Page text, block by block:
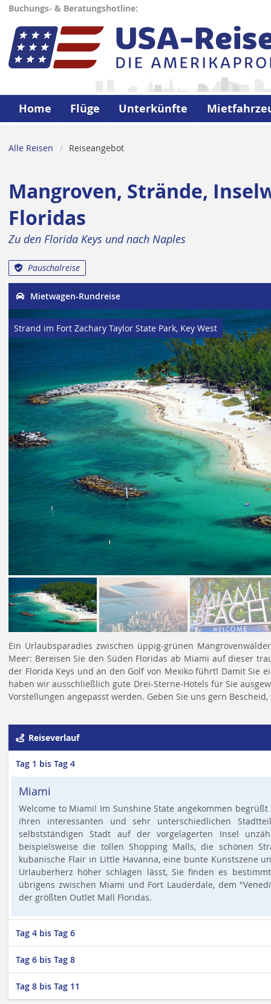
Buchungs- & Beratungshotline:
Home Flüge Unterkünfte
Alle Reisen Reiseangebot
Mangroven, Strände,
Floridas
Zu den Florida Keys und nach Naples
Pauschalreise
Mietwagen-Rundreise
Strand im Fort Zachary Taylor State Park, Key West
Ein Urlaubsparadies zwischen üppig-grünen
Meer: Bereisen Sie den Süden Floridas ab Miami auf dieser
der Florida Keys und an den Golf von Mexiko führt! Damit Sie
haben wir ausschließlich gute Drei-Sterne-Hotels für Sie
Vorstellungen angepasst werden. Geben Sie uns gern
Reiseverlauf
Tag 1 bis Tag 4
Miami
Welcome to Miami! Im Sunshine State angekommen
ihren interessanten und sehr unterschiedlichen
selbstständigen Stadt auf der vorgelagerten Insel
beispielsweise die tollen Shopping Malls, die schönen
kubanische Flair in Little Havanna, eine bunte Kunstszene
Urlauberherz höher schlagen lässt, Sie finden es
übrigens zwischen Miami und Fort Lauderdale, dem
der größten Outlet Mall Floridas.
Tag 4 bis Tag 6
Tag 6 bis Tag 8
Tag 8 bis Tag 11